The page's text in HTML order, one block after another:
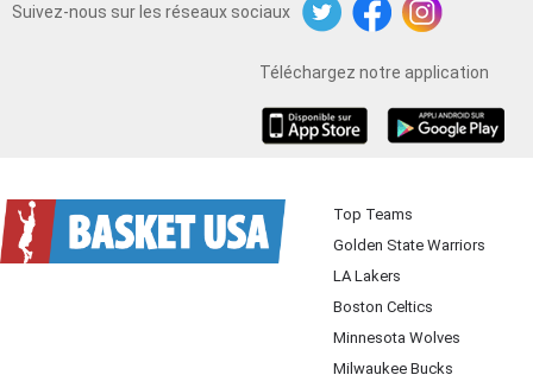
Suivez-nous sur les réseaux sociaux
TwitterFacebookInstagram
Téléchargez notre application
Top Teams
Golden State Warriors
LA Lakers
Boston Celtics
Minnesota Wolves
Milwaukee Bucks